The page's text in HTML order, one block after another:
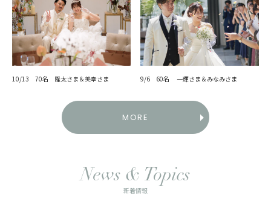
10/13 70名 隆太さま＆美幸さま 9/6 60名 一輝さま＆みなみさま
MORE
News & Topics
新着情報